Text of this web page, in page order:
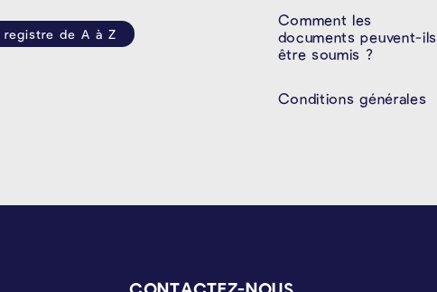
de A à Z
Comment les
documents peuvent-ils
être soumis ?
Conditions générales
CONTACTEZ-NOUS